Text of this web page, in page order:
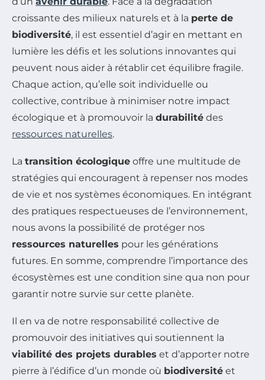
croissante des milieux naturels et à la perte de
biodiversité, il est essentiel d’agir en mettant en
lumière les défis et les solutions innovantes qui
peuvent nous aider à rétablir cet équilibre fragile.
Chaque action, qu’elle soit individuelle ou
collective, contribue à minimiser notre impact
écologique et à promouvoir la durabilité des
ressources naturelles.
La transition écologique offre une multitude de
stratégies qui encouragent à repenser nos modes
de vie et nos systèmes économiques. En intégrant
des pratiques respectueuses de l’environnement,
nous avons la possibilité de protéger nos
ressources naturelles pour les générations
futures. En somme, comprendre l’importance des
écosystèmes est une condition sine qua non pour
garantir notre survie sur cette planète.
Il en va de notre responsabilité collective de
promouvoir des initiatives qui soutiennent la
viabilité des projets durables et d’apporter notre
pierre à l’édifice d’un monde où biodiversité et